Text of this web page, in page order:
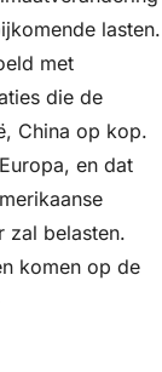
lasten.
met
die de
China op kop.
en dat
zal belasten.
komen op de